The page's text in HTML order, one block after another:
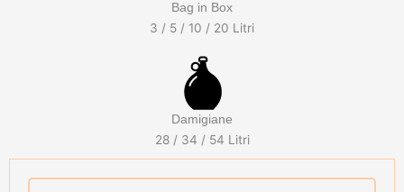
Bag in Box
3 / 5 / 10 / 20 Litri
Damigiane
28 / 34 / 54 Litri